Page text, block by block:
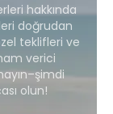
hakkında
doğrudan
teklifleri ve
verici
olun!